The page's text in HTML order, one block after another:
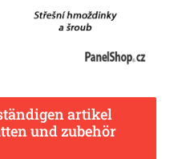
artikel
und zubehör